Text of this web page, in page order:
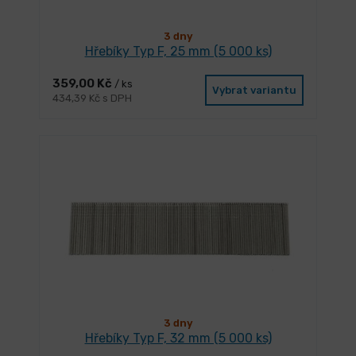
3 dny
Hřebíky Typ F, 25 mm (5 000 ks)
359,00 Kč / ks
434,39 Kč s DPH
Vybrat variantu
3 dny
Hřebíky Typ F, 32 mm (5 000 ks)